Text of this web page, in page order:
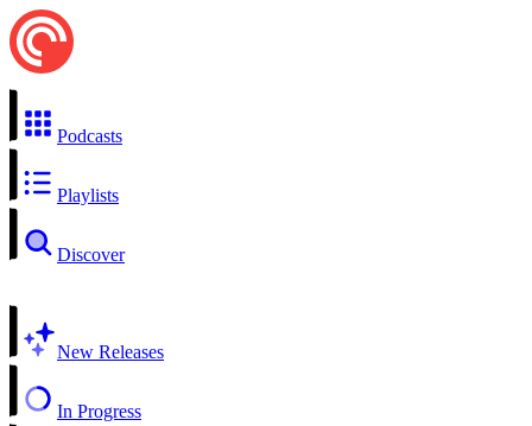
Podcasts
Playlists
Discover
New Releases
In Progress